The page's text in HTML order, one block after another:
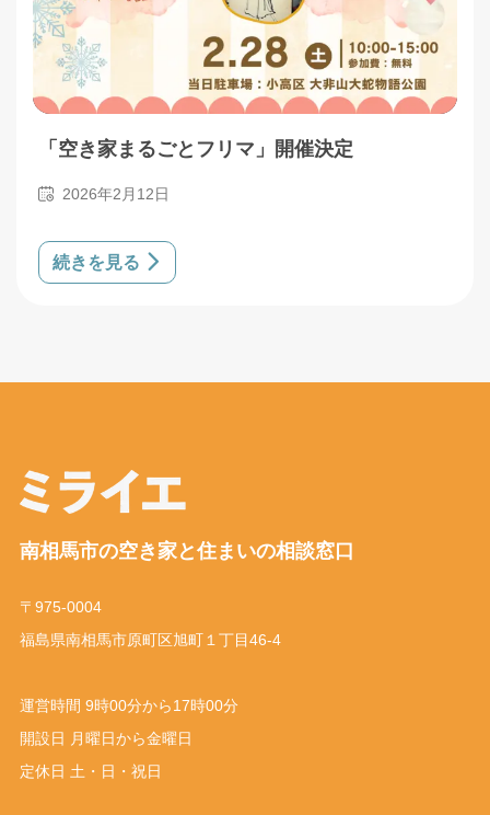
「空き家まるごとフリマ」開催決定
2026年2月12日
続きを見る
南相馬市の空き家と住まいの相談窓口
〒975-0004
福島県南相馬市原町区旭町１丁目46-4
運営時間 9時00分から17時00分
開設日 月曜日から金曜日
定休日 土・日・祝日